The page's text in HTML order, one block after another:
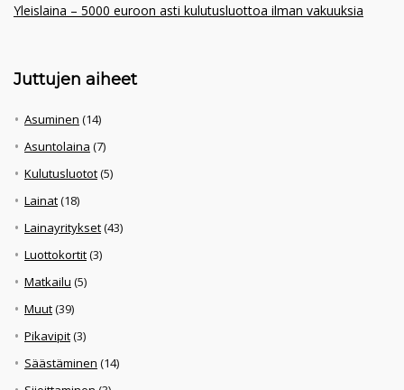
Yleislaina – 5000 euroon asti kulutusluottoa ilman vakuuksia
Juttujen aiheet
Asuminen (14)
Asuntolaina (7)
Kulutusluotot(5)
Lainat(18)
Lainayritykset(43)
Luottokortit(3)
Matkailu (5)
Muut(39)
Pikavipit(3)
Säästäminen (14)